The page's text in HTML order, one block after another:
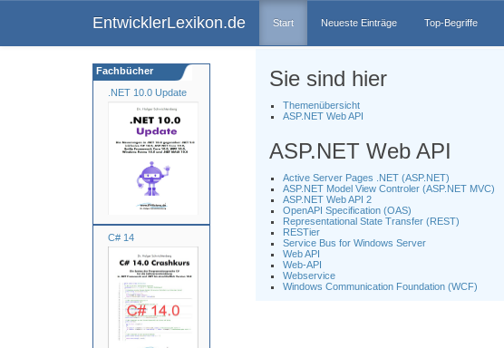
EntwicklerLexikon.de Start Neueste Einträge Top-Begriffe
.NET 10.0 Update
C# 14
Fachbücher Sie sind hier
Themenübersicht
ASP.NET Web API
ASP.NET Web API
Active Server Pages .NET (ASP.NET)
ASP.NET Model View Controler (ASP.NET MVC)
ASP.NET Web API 2
OpenAPI Specification (OAS)
Representational State Transfer (REST)
RESTier
Service Bus for Windows Server
Web API
Web-API
Webservice
Windows Communication Foundation (WCF)